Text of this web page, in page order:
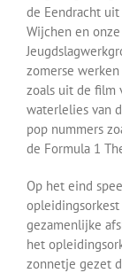
de Eendracht uit
Wijchen en
zomerse
zoals uit de film
waterlelies van
pop nummers
de Formula 1
Op het eind
gezamenlijke
het
zonnetje gezet